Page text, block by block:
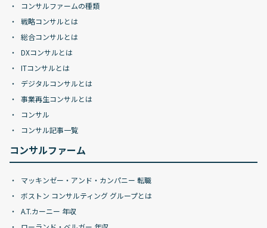
コンサルファームの種類
戦略コンサルとは
総合コンサルとは
DXコンサルとは
ITコンサルとは
デジタルコンサルとは
事業再生コンサルとは
コンサル
コンサル記事一覧
コンサルファーム
マッキンゼー・アンド・カンパニー 転職
ボストン コンサルティング グループとは
A.T.カーニー 年収